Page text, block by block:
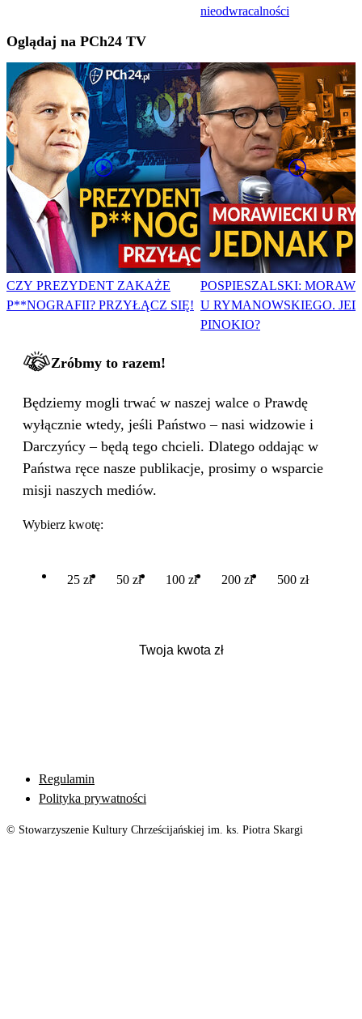
nieodwracalności
Oglądaj na PCh24 TV
CZY PREZYDENT ZAKAŻE
P**NOGRAFII? PRZYŁĄCZ SIĘ!
POSPIESZALSKI:
U RYMANOWSKIEGO.
PINOKIO?
Zróbmy to razem!
Będziemy mogli trwać w naszej walce o Prawdę
wyłącznie wtedy, jeśli Państwo – nasi widzowie i
Darczyńcy – będą tego chcieli. Dlatego oddając w
Państwa ręce nasze publikacje, prosimy o wsparcie
misji naszych mediów.
Wybierz kwotę:
25 zł 50 zł 100 zł 200 zł 500 zł
Regulamin
Polityka prywatności
© Stowarzyszenie Kultury Chrześcijańskiej im. ks. Piotra Skargi